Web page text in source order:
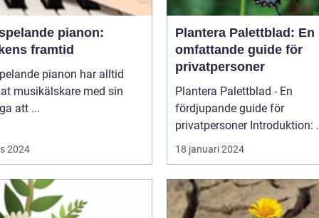
pianon:
framtid
pianon har alltid
musikälskare med sin
att ...
2024
Plantera Palettblad: En
omfattande guide för
privatpersoner
Plantera Palettblad - En
fördjupande guide för
18 januari 2024